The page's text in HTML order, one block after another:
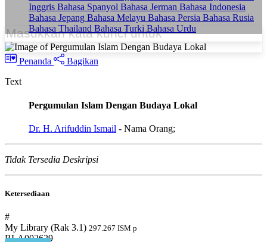
Inggris Bahasa Spanyol Bahasa Jerman Bahasa Indonesia
Bahasa Jepang Bahasa Melayu Bahasa Persia Bahasa Rusia
Bahasa Thailand Bahasa TurkiBahasa Urdu
Penanda
Bagikan
Text
Pergumulan Islam Dengan Budaya Lokal
Dr. H. Arifuddin Ismail - Nama Orang;
Tidak Tersedia Deskripsi
Ketersediaan
#
My Library (Rak 3.1) 297.267 ISM p
BLA002629